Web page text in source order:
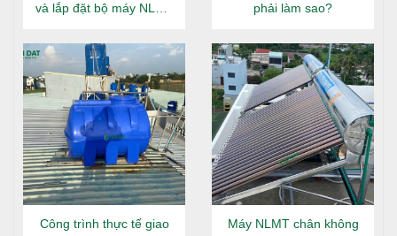
và lắp đặt bộ máy NLMT
Đông Hưng Thuận
phải làm sao?
Công trình thực tế giao
Máy NLMT chân không